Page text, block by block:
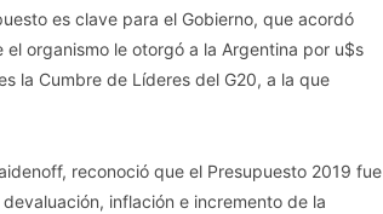
es clave para el Gobierno, que acordó
organismo le otorgó a la Argentina por u$s
la Cumbre de Líderes del G20, a la que
reconoció que el Presupuesto 2019 fue
inflación e incremento de la